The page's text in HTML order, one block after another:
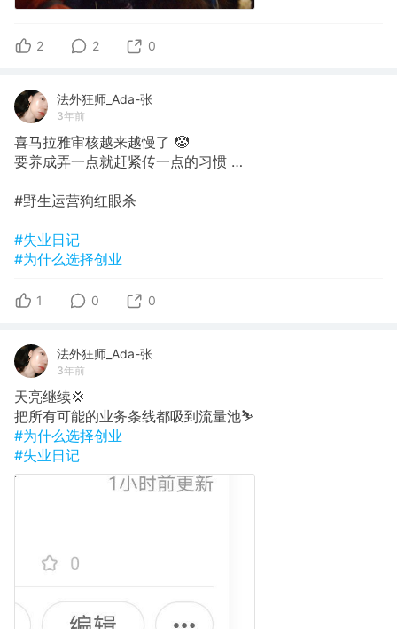
2 2 0
法外狂师_Ada-张
3年前
喜马拉雅审核越来越慢了 🤡
要养成弄一点就赶紧传一点的习惯 …
#野生运营狗红眼杀
#失业日记
#为什么选择创业
1 0 0
法外狂师_Ada-张
3年前
天亮继续💢
把所有可能的业务条线都吸到流量池⛷️
#为什么选择创业
#失业日记